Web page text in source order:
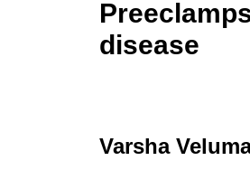
disease
Varsha